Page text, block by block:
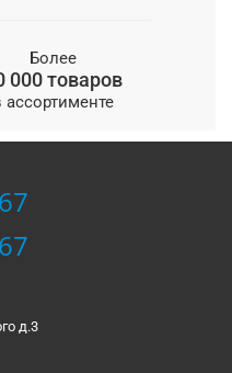
Более
000 товаров
ассортименте
д.3